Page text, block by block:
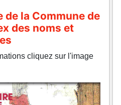
la Commune de
des noms et
cliquez sur l'image